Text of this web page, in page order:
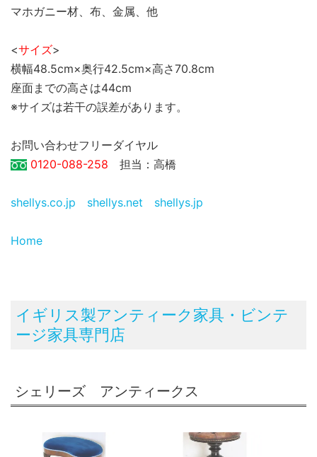
マホガニー材、布、金属、他
<サイズ>
横幅48.5cm×奥行42.5cm×高さ70.8cm
座面までの高さは44cm
※サイズは若干の誤差があります。
お問い合わせフリーダイヤル
0120-088-258 担当：高橋
shellys.co.jp shellys.net shellys.jp
Home
イギリス製アンティーク家具・ビンテ
ージ家具専門店
シェリーズ アンティークス